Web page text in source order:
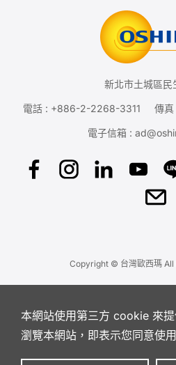
新北市土城區民
電話 : +886-2-2268-3311 傳
電子信箱 :
Copyright © 台灣歐西瑪 All
本網站使用第三方 cookie 來
瀏覽本網站，即表示您同意使